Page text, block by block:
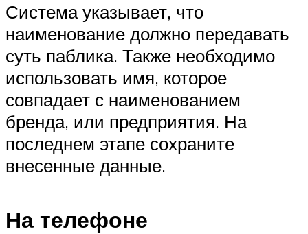
Система указывает, что
наименование должно передавать
суть паблика. Также необходимо
использовать имя, которое
совпадает с наименованием
бренда, или предприятия. На
последнем этапе сохраните
внесенные данные.
На телефоне